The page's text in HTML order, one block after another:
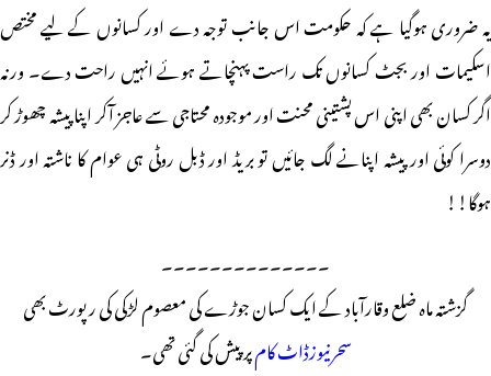
یہ ضروری ہوگیا ہے کہ حکومت اس جانب توجہ دے اور کسانوں کے لیے مختص
اسکیمات اور بجٹ کسانوں تک راست پہنچاتے ہوئے انہیں راحت دے۔ ورنہ
اگر کسان بھی اپنی اس پشتینی محنت اور موجودہ محتاجی سے عاجز آکر اپنا پیشہ چھوڑ کر
دوسرا کوئی اور پیشہ اپنانے لگ جائیں تو بریڈ اور ڈبل روٹی ہی عوام کا ناشتہ اور ڈنر
ہوگا!!
۔۔۔۔۔۔۔۔۔۔۔۔۔۔
گزشتہ ماہ ضلع وقارآباد کے ایک کسان جوڑے کی معصوم لڑکی کی رپورٹ بھی
سحرنیوزڈاٹ کامپر پیش کی گئی تھی۔